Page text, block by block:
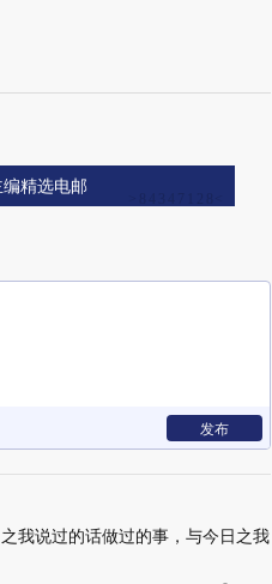
精选电邮
发布
我说过的话做过的事，与今日之我